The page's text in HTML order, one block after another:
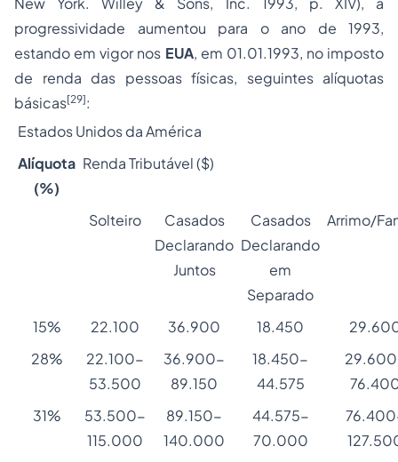
progressividade aumentou para o ano de 1993,
estando em vigor nos EUA, em 01.01.1993, no imposto
de renda das pessoas físicas, seguintes alíquotas
básicas[29]:
Estados Unidos da América
Alíquota
(%)
Renda Tributável ($)
Solteiro
Casados
Declarando
Juntos
Casados
Declarando
em
Separado
Arrimo/
15% 22.100 36.900 18.450
28%
22.100-
53.500
36.900-
89.150
18.450-
44.575
31%
53.500-
115.000
89.150-
140.000
44.575-
70.000